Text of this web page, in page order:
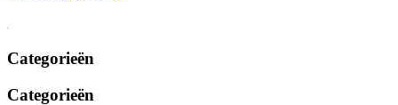
Categorieën
Categorieën